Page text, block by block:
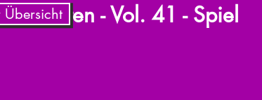
- Vol. 41 - Spiel
Übersicht